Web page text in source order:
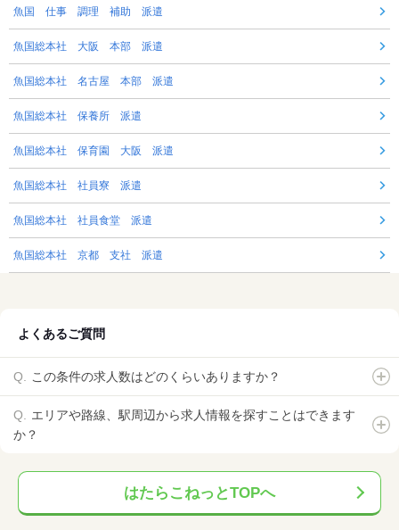
魚国 仕事 調理 補助 派遣
魚国総本社 大阪 本部 派遣
魚国総本社 名古屋 本部 派遣
魚国総本社 保養所 派遣
魚国総本社 保育園 大阪 派遣
魚国総本社 社員寮 派遣
魚国総本社 社員食堂 派遣
魚国総本社 京都 支社 派遣
よくあるご質問
この条件の求人数はどのくらいありますか？
エリアや路線、駅周辺から求人情報を探すことはできます
か？
はたらこねっとTOPへ